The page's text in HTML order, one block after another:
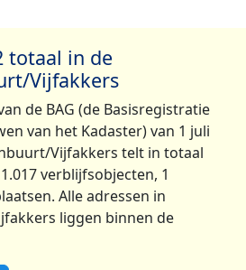
totaal in de
Vijfakkers
de BAG (de Basisregistratie
van het Kadaster) van 1 juli
Vijfakkers telt in totaal
verblijfsobjecten, 1
Alle adressen in
liggen binnen de